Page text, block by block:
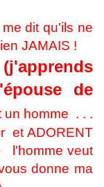
dit qu'ils ne
JAMAIS !
(j'apprends
de
homme . . .
et ADORENT
l'homme veut
donne ma